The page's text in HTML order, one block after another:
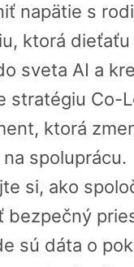
napätie s
ktorá
sveta AI a
stratégiu Co-
ktorá
spoluprácu.
si, ako
bezpečný
sú dáta o